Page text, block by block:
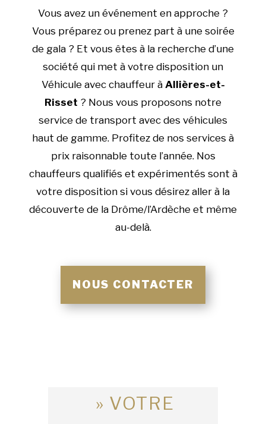
Vous avez un événement en approche ?
Vous préparez ou prenez part à une soirée
de gala ? Et vous êtes à la recherche d’une
société qui met à votre disposition un
Véhicule avec chauffeur à Allières-et-
Risset ? Nous vous proposons notre
service de transport avec des véhicules
haut de gamme. Profitez de nos services à
prix raisonnable toute l’année. Nos
chauffeurs qualifiés et expérimentés sont à
votre disposition si vous désirez aller à la
découverte de la Drôme/l’Ardèche et même
au-delà.
NOUS CONTACTER
» VOTRE